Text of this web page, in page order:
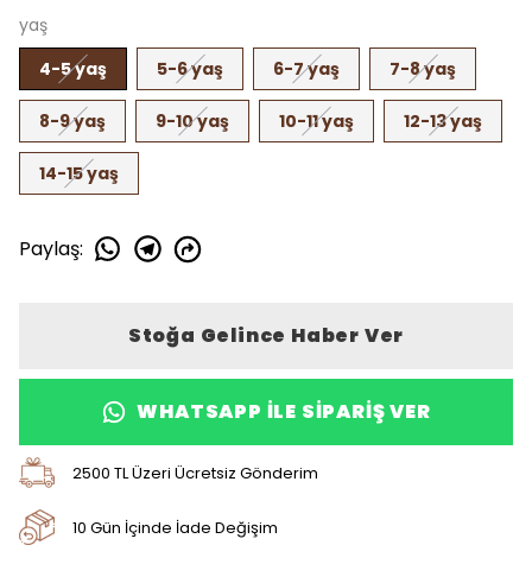
yaş
4-5 yaş
5-6 yaş 6-7 yaş 7-8 yaş
8-9 yaş 9-10 yaş 10-11 yaş 12-13 yaş
14-15 yaş
Paylaş:
Stoğa Gelince Haber Ver
WHATSAPP ILE SIPARIŞ VER
2500 TL Üzeri Ücretsiz Gönderim
10 Gün İçinde İade Değişim